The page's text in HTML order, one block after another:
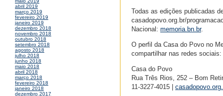
abril 2019
março 2019
fevereiro 2019
janeiro 2019
dezembro 2018
novembro 2018
outubro 2018
setembro 2018
agosto 2018
julho 2018
junho 2018
maio 2018
abril 2018
março 2018
fevereiro 2018
janeiro 2018
dezembro 2017
Todas as edições publicadas
casadopovo.org.br/
Nacional: memoria.bn.br.
O perfil da Casa do Povo no
compartilhar nas redes sociais:
Casa do Povo
Rua Três Rios, 252 – Bom
11-3227-4015 |